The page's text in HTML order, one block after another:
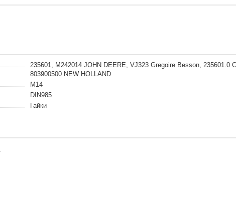
235601, M242014 JOHN DEERE, VJ323 Gregoire Besson,
803900500 NEW HOLLAND
M14
DIN985
Гайки